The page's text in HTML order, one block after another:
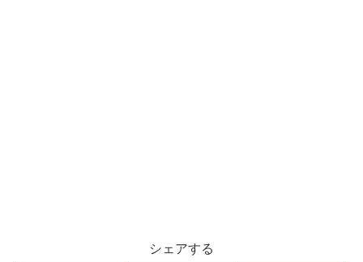
シェアする